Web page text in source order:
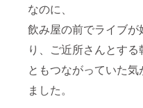
なのに、
飲み屋の前でライブが
り、ご近所さんとする
ともつながっていた気
ました。